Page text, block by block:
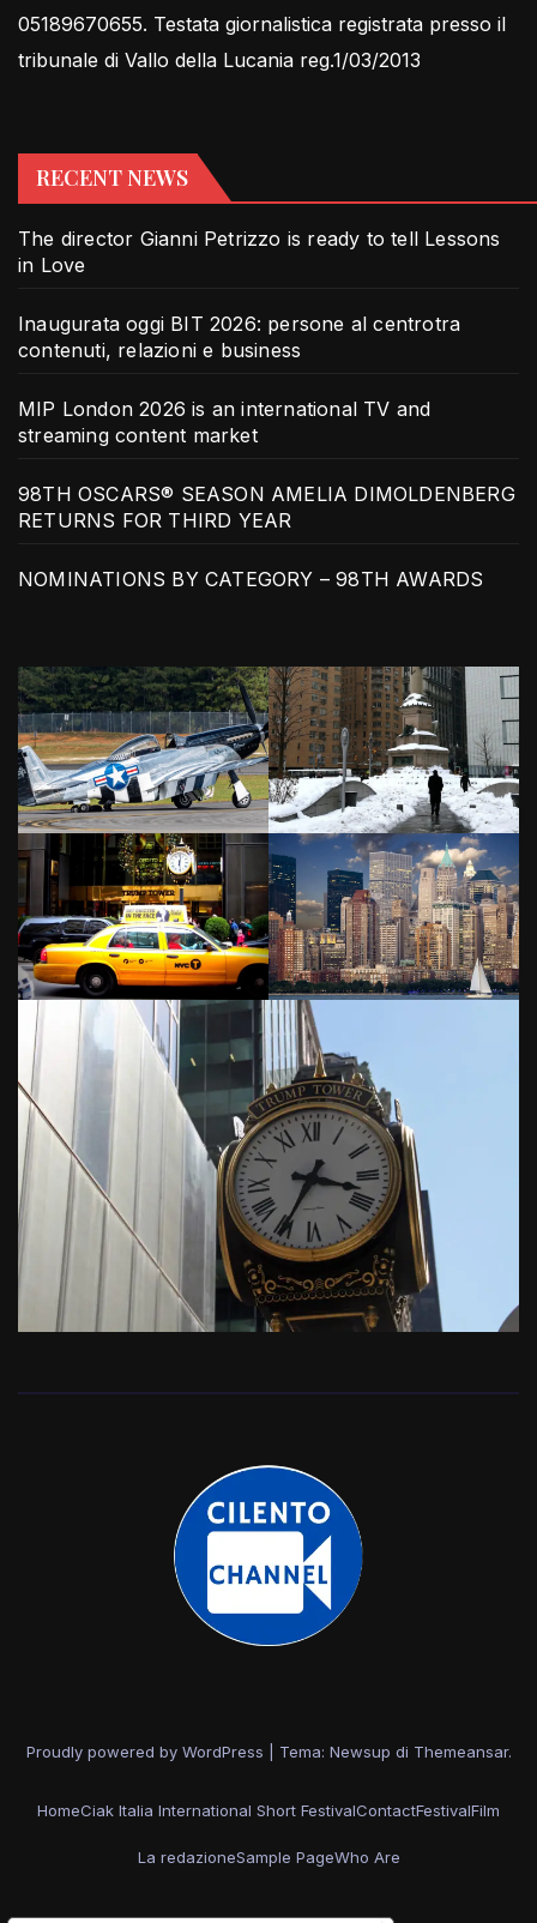
05189670655. Testata giornalistica registrata presso il
tribunale di Vallo della Lucania reg.1/03/2013
RECENT NEWS
The director Gianni Petrizzo is ready to tell Lessons
in Love
Inaugurata oggi BIT 2026: persone al centrotra
contenuti, relazioni e business
MIP London 2026 is an international TV and
streaming content market
98TH OSCARS® SEASON AMELIA DIMOLDENBERG
RETURNS FOR THIRD YEAR
NOMINATIONS BY CATEGORY – 98TH AWARDS
Proudly powered by WordPress Tema: Newsup di Themeansar.
HomeCiak Italia International Short FestivalContactFestivalFilm
La redazioneSample PageWho Are